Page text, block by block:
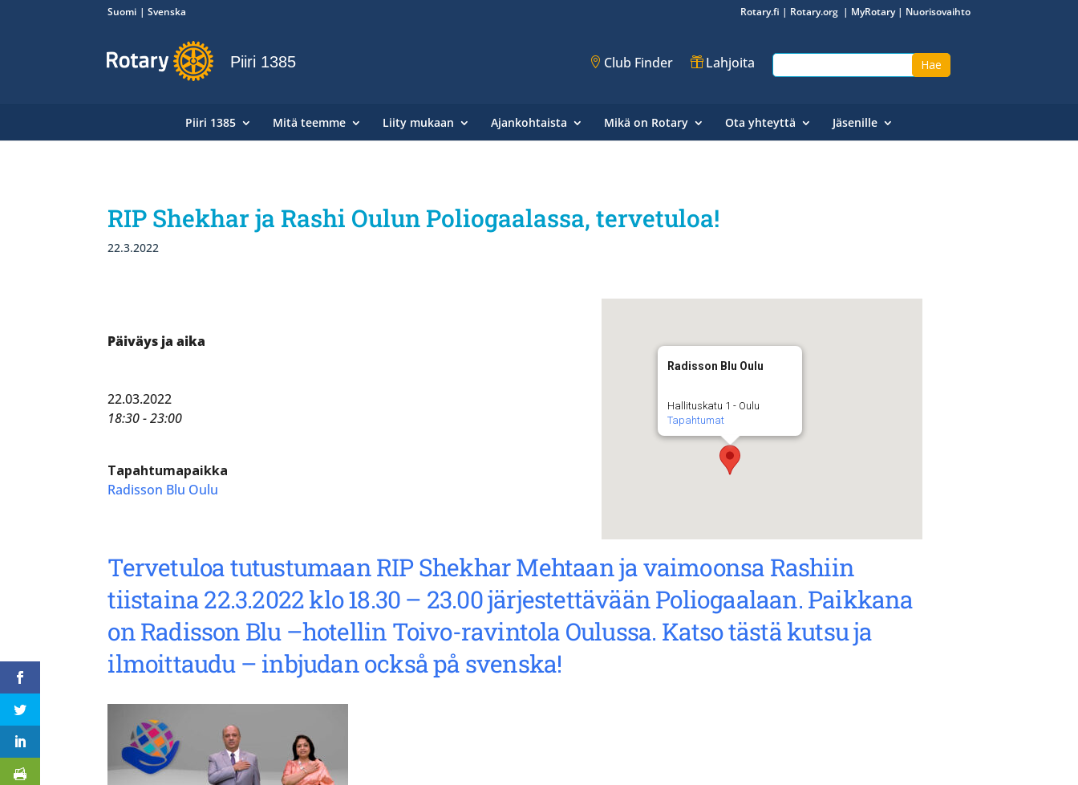
Suomi Svenska Rotary.fi | Rotary.org | MyRotary| Nuorisovaihto
Piiri 1385 Club Finder Lahjoita
Piiri 1385 Mitä teemme Liity mukaan Ajankohtaista Mikä on Rotary Ota yhteyttä Jäsenille
RIP Shekhar ja Rashi Oulun Poliogaalassa, tervetuloa!
22.3.2022
Radisson Blu Oulu
Hallituskatu 1 - Oulu
Tapahtumat
Päiväys ja aika
22.03.2022
18:30 - 23:00
Tapahtumapaikka
Radisson Blu Oulu
Tervetuloa tutustumaan RIP Shekhar Mehtaan ja vaimoonsa Rashiin
tiistaina 22.3.2022 klo 18.30 – 23.00 järjestettävään Poliogaalaan. Paikkana
on Radisson Blu –hotellin Toivo-ravintola Oulussa. Katso tästä kutsu ja
ilmoittaudu – inbjudan också på svenska!